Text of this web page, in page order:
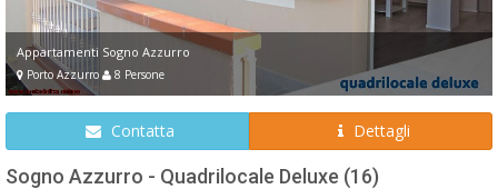
Appartamenti Sogno Azzurro
Porto Azzurro 8 Persone
Contatta Dettagli
Sogno Azzurro - Quadrilocale Deluxe (16)